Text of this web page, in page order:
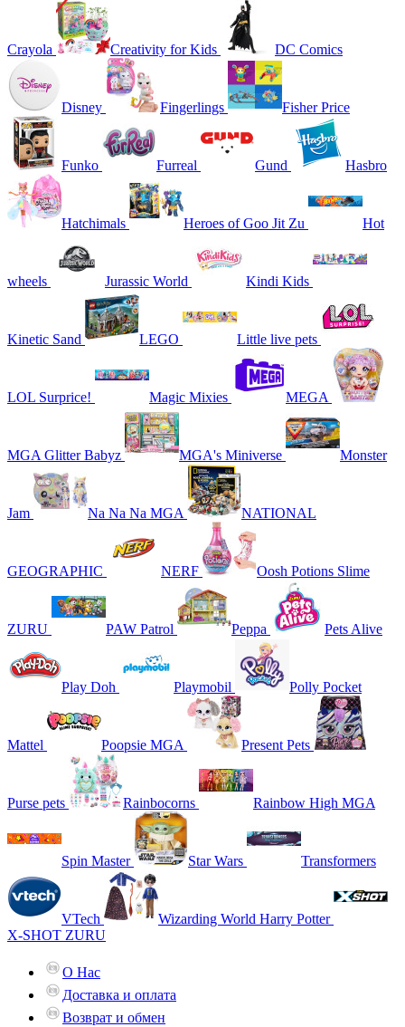
Crayola Creativity for Kids DC Comics
Disney Fingerlings Fisher Price
Funko Furreal Gund Hasbro
Hatchimals Heroes of Goo Jit Zu Hot
wheels Jurassic World Kindi Kids
Kinetic Sand LEGO Little live pets
LOL Surprice! Magic Mixies MEGA
MGA Glitter Babyz MGA's Miniverse Monster
Jam Na Na Na MGA NATIONAL
GEOGRAPHIC NERF Oosh Potions Slime
ZURU PAW Patrol Peppa Pets Alive
Play Doh Playmobil Polly Pocket
Mattel Poopsie MGA Present Pets
Purse pets Rainbocorns Rainbow High MGA
Spin Master Star Wars Transformers
VTech
Wizarding World Harry Potter
X-SHOT ZURU
О Нас
Доставка и оплата
Возврат и обмен